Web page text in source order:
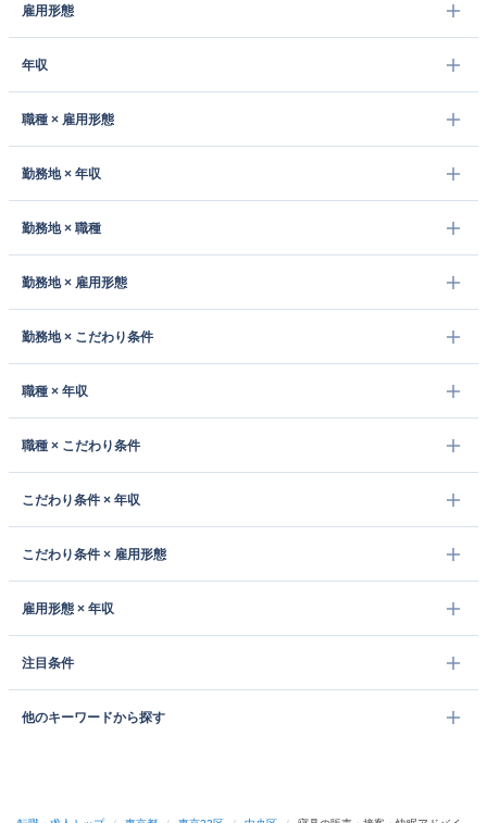
雇用形態
年収
職種 × 雇用形態
勤務地 × 年収
勤務地 × 職種
勤務地 × 雇用形態
勤務地 × こだわり条件
職種 × 年収
職種 × こだわり条件
こだわり条件 × 年収
こだわり条件 × 雇用形態
雇用形態 × 年収
注目条件
他のキーワードから探す